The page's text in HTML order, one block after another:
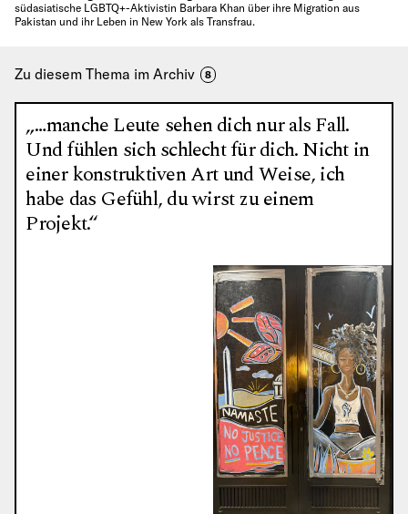
südasiatische LGBTQ+-Aktivistin Barbara Khan über ihre Migration aus
Pakistan und ihr Leben in New York als Transfrau.
Zu diesem Thema im Archiv 8
„…manche Leute sehen dich nur als Fall.
Und fühlen sich schlecht für dich. Nicht in
einer konstruktiven Art und Weise, ich
habe das Gefühl, du wirst zu einem
Projekt.“